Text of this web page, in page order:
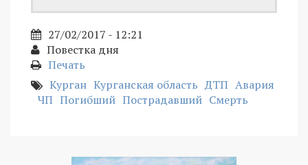
27/02/2017 - 12:21
Повестка дня
Печать
Курган Курганская область ДТП Авария
ЧП Погибший Пострадавший Смерть